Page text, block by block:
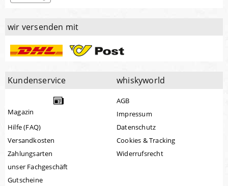
wir versenden mit
Kundenservice
Magazin
Hilfe (FAQ)
Versandkosten
Zahlungsarten
unser Fachgeschäft
Gutscheine
whiskyworld
AGB
Impressum
Datenschutz
Cookies & Tracking
Widerrufsrecht